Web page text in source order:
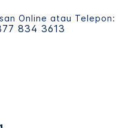
Online atau Telepon:
834 3613